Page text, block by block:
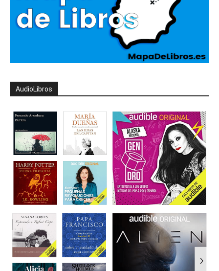
AudioLibros